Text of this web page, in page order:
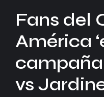
Fans del
América
vs